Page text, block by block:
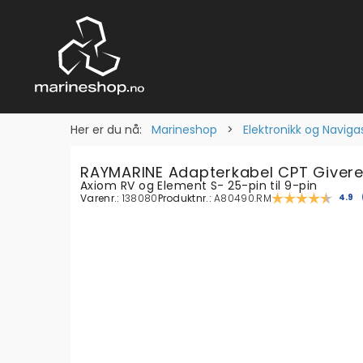
Her er du nå: Marineshop > Elektronikk og
RAYMARINE Adapterkabel CPT Givere
Axiom RV og Element S- 25-pin til 9-pin
Varenr.: 138080Produktnr.:A80490.RM 4.9